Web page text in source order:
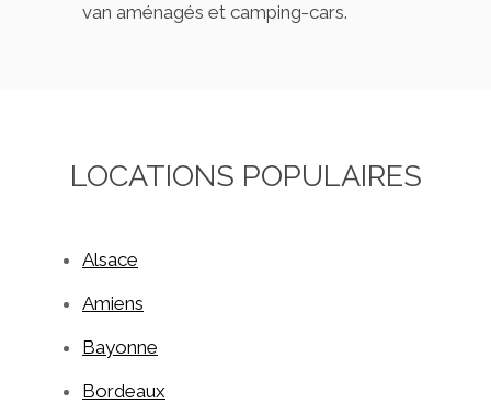
van aménagés et camping-cars.
LOCATIONS POPULAIRES
Alsace
Amiens
Bayonne
Bordeaux